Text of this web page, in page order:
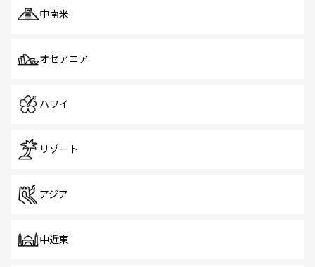
中南米
オセアニア
ハワイ
リゾート
アジア
中近東